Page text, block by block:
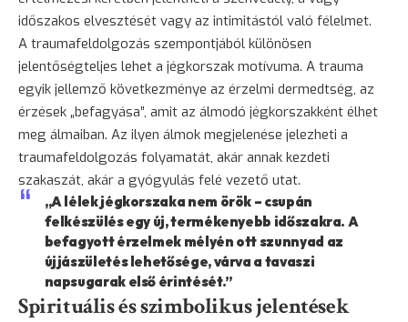
időszakos elvesztését vagy az intimitástól való félelmet.
A traumafeldolgozás szempontjából különösen
jelentőségteljes lehet a jégkorszak motívuma. A trauma
egyik jellemző következménye az érzelmi dermedtség, az
érzések „befagyása”, amit az álmodó jégkorszakként élhet
meg álmaiban. Az ilyen álmok megjelenése jelezheti a
traumafeldolgozás folyamatát, akár annak kezdeti
szakaszát, akár a gyógyulás felé vezető utat.
„A lélek jégkorszaka nem örök – csupán
felkészülés egy új, termékenyebb időszakra. A
befagyott érzelmek mélyén ott szunnyad az
újjászületés lehetősége, várva a tavaszi
napsugarak első érintését.”
Spirituális és szimbolikus jelentések